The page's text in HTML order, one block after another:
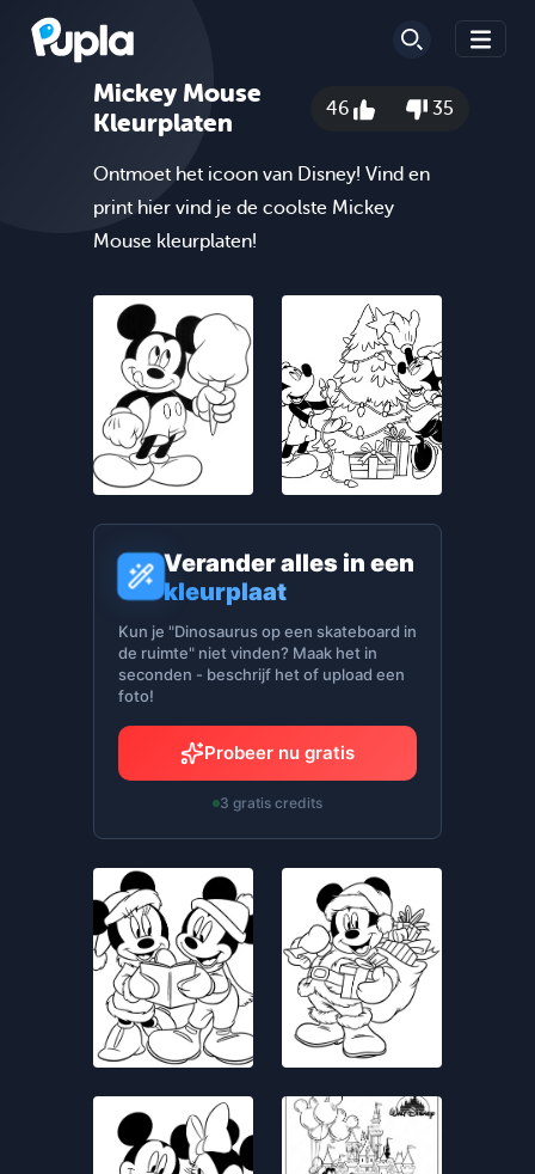
Mickey Mouse
Kleurplaten
46 35
Ontmoet het icoon van Disney! Vind en
print hier vind je de coolste Mickey
Mouse kleurplaten!
Verander alles in een
kleurplaat
Kun je "Dinosaurus op een skateboard in
de ruimte" niet vinden? Maak het in
seconden - beschrijf het of upload een
foto!
Probeer nu gratis
3 gratis credits